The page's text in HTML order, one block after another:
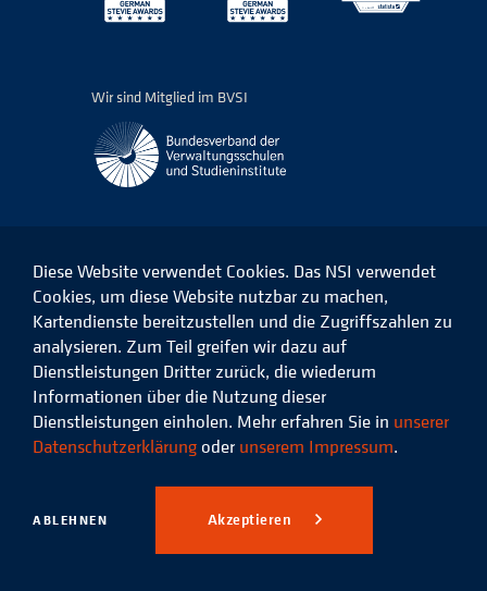
Wir sind Mitglied im BVSI
Das
NSI
Facebook
Das
NSI
auf
LinkedIn
Das
NSI
auf
Instagram
Das
Xing
© 2026 Niedersächsisches
Studieninstitut für kommunale
Verwaltung e.V.
Datenschutz Impressum
Diese Website verwendet Cookies. Das NSI verwendet
Cookies, um diese Website nutzbar zu machen,
Kartendienste bereitzustellen und die Zugriffszahlen zu
analysieren. Zum Teil greifen wir dazu auf
Dienstleistungen Dritter zurück, die wiederum
Informationen über die Nutzung dieser
Dienstleistungen einholen. Mehr erfahren Sie in unserer
Datenschutzerklärung oder unserem Impressum.
ABLEHNEN Akzeptieren